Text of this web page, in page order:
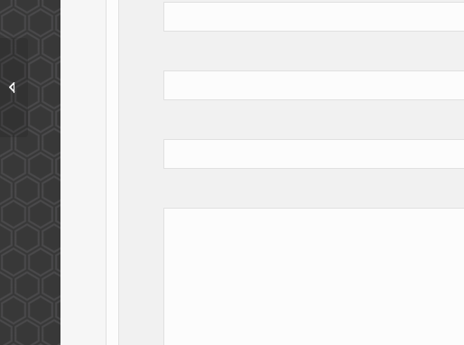
שמן